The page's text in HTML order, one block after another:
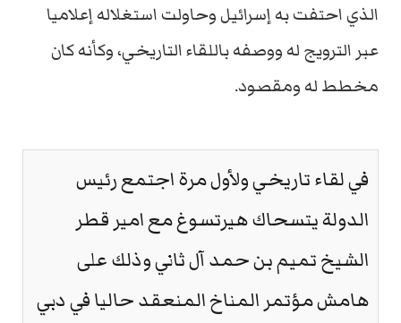
الذي احتفت به إسرائيل وحاولت استغلاله إعلاميا
عبر الترويج له ووصفه باللقاء التاريخي، وكأنه كان
مخطط له ومقصود.
في لقاء تاريخي ولأول مرة اجتمع رئيس
الدولة يتسحاك هيرتسوغ مع امير قطر
الشيخ تميم بن حمد آل ثاني وذلك على
هامش مؤتمر المناخ المنعقد حاليا في دبي